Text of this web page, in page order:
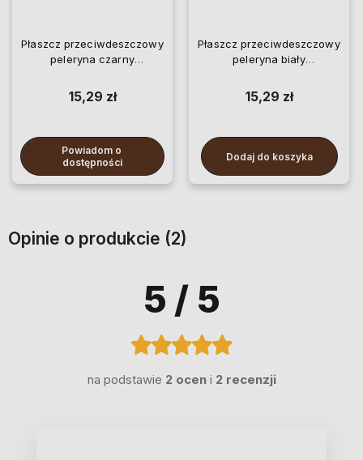
Płaszcz przeciwdeszczowy
peleryna czarny
15,29 zł
Powiadom o
dostępności
Płaszcz przeciwdeszczowy
peleryna biały
15,29 zł
Dodaj do koszyka
Opinie o produkcie (2)
5 / 5
na podstawie 2 oceni 2 recenzji